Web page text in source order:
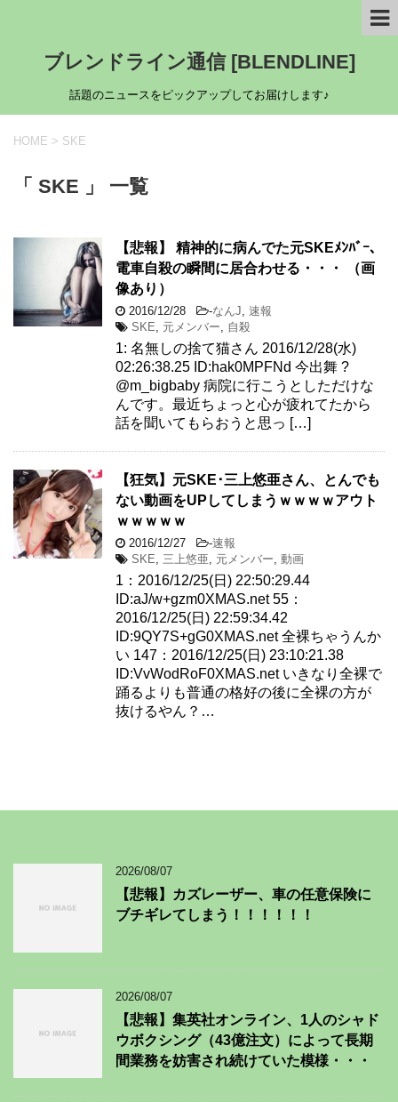
ブレンドライン通信 [BLENDLINE]
話題のニュースをピックアップしてお届けします♪
HOME > SKE
「 SKE 」 一覧
【悲報】 精神的に病んでた元SKEﾒﾝﾊﾞｰ、
電車自殺の瞬間に居合わせる・・・ （画
像あり）
2016/12/28 -なんJ 速報
SKE
元メンバー 自殺
1: 名無しの捨て猫さん 2016/12/28(水)
02:26:38.25 ID:hak0MPFNd 今出舞 ?
@m_bigbaby 病院に行こうとしただけな
んです。最近ちょっと心が疲れてたから
話を聞いてもらおうと思っ […]
【狂気】元SKE･三上悠亜さん、とんでも
ない動画をUPしてしまうｗｗｗｗアウト
ｗｗｗｗｗ
2016/12/27 -速報
SKE
三上悠亜 元メンバー 動画
1：2016/12/25(日) 22:50:29.44
ID:aJ/w+gzm0XMAS.net 55：
2016/12/25(日) 22:59:34.42
ID:9QY7S+gG0XMAS.net 全裸ちゃうんか
い 147：2016/12/25(日) 23:10:21.38
ID:VvWodRoF0XMAS.net いきなり全裸で
踊るよりも普通の格好の後に全裸の方が
抜けるやん？…
2026/08/07
【悲報】カズレーザー、車の任意保険に
ブチギレてしまう！！！！！！
2026/08/07
【悲報】集英社オンライン、1人のシャド
ウボクシング（43億注文）によって長期
間業務を妨害され続けていた模様・・・